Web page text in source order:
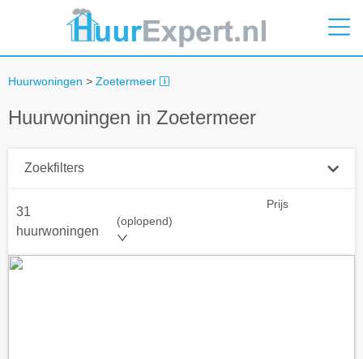
Huurwoningen > Zoetermeer
Huurwoningen in Zoetermeer
Zoekfilters
+ 0 km
31
huurwoningen
Prijs
(oplopend)